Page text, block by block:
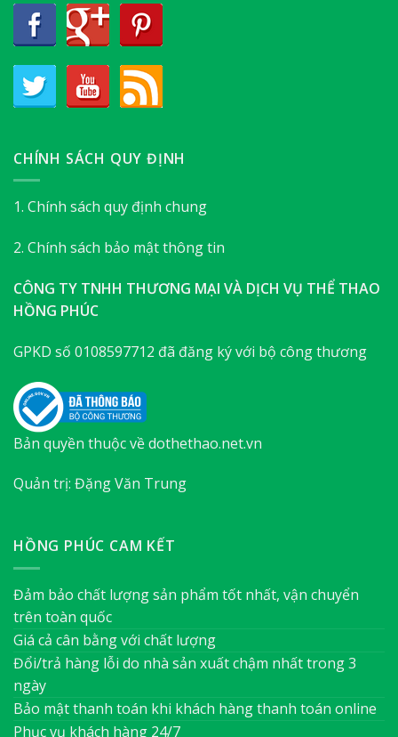
CHÍNH SÁCH QUY ĐỊNH
1. Chính sách quy định chung
2. Chính sách bảo mật thông tin
CÔNG TY TNHH THƯƠNG MẠI VÀ DỊCH VỤ THỂ THAO
HỒNG PHÚC
GPKD số 0108597712 đã đăng ký với bộ công thương
Bản quyền thuộc về dothethao.net.vn
Quản trị: Đặng Văn Trung
HỒNG PHÚC CAM KẾT
Đảm bảo chất lượng sản phẩm tốt nhất, vận chuyển
trên toàn quốc
Giá cả cân bằng với chất lượng
Đổi/trả hàng lỗi do nhà sản xuất chậm nhất trong 3
ngày
Bảo mật thanh toán khi khách hàng thanh toán online
Phục vụ khách hàng 24/7